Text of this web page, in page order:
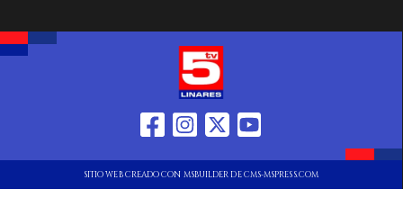
SITIO WEB CREADO CON MSBUILDER DE CMS-MSPRESS.COM